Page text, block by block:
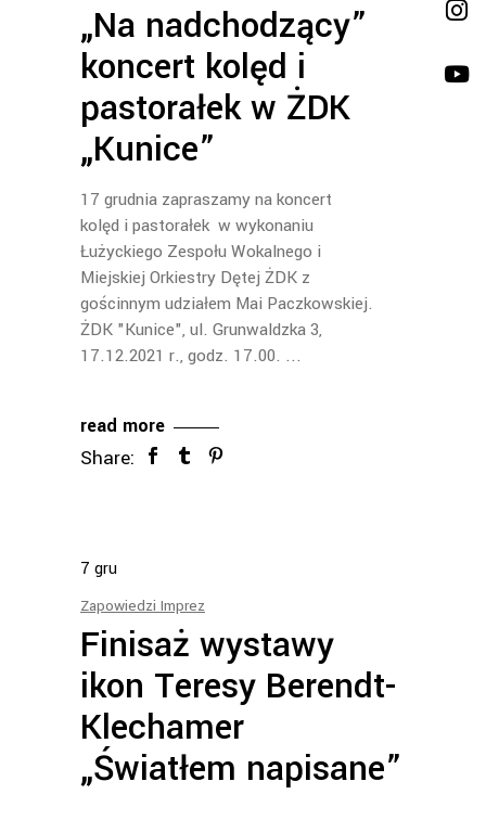
„Na nadchodzący”
koncert kolęd i
pastorałek w ŻDK
„Kunice”
17 grudnia zapraszamy na koncert
kolęd i pastorałek w wykonaniu
Łużyckiego Zespołu Wokalnego i
Miejskiej Orkiestry Dętej ŻDK z
gościnnym udziałem Mai Paczkowskiej.
ŻDK "Kunice", ul. Grunwaldzka 3,
17.12.2021 r., godz. 17.00.
read more
Share:
7 gru
Zapowiedzi Imprez
Finisaż wystawy
ikon Teresy Berendt-
Klechamer
„Światłem napisane”